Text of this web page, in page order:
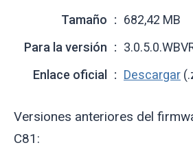
Tamaño
682,42 MB
Para la versión
Enlace oficial
Descargar
Versiones anteriores del
C81: